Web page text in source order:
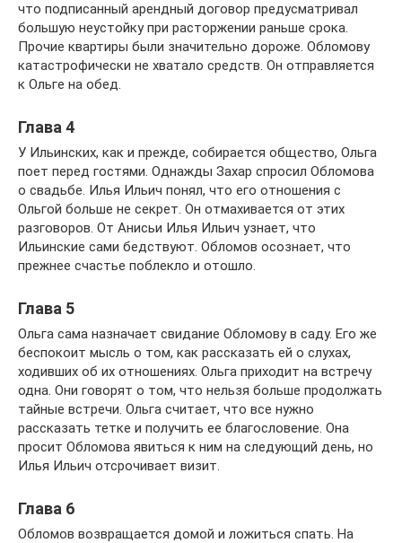
что подписанный арендный договор предусматривал
большую неустойку при расторжении раньше срока.
Прочие квартиры были значительно дороже. Обломову
катастрофически не хватало средств. Он отправляется
к Ольге на обед.
Глава 4
У Ильинских, как и прежде, собирается общество, Ольга
поет перед гостями. Однажды Захар спросил Обломова
о свадьбе. Илья Ильич понял, что его отношения с
Ольгой больше не секрет. Он отмахивается от этих
разговоров. От Анисьи Илья Ильич узнает, что
Ильинские сами бедствуют. Обломов осознает, что
прежнее счастье поблекло и отошло.
Глава 5
Ольга сама назначает свидание Обломову в саду. Его же
беспокоит мысль о том, как рассказать ей о слухах,
ходивших об их отношениях. Ольга приходит на встречу
одна. Они говорят о том, что нельзя больше продолжать
тайные встречи. Ольга считает, что все нужно
рассказать тетке и получить ее благословение. Она
просит Обломова явиться к ним на следующий день, но
Илья Ильич отсрочивает визит.
Глава 6
Обломов возвращается домой и ложиться спать. На